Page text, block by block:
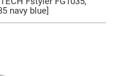
navy blue]